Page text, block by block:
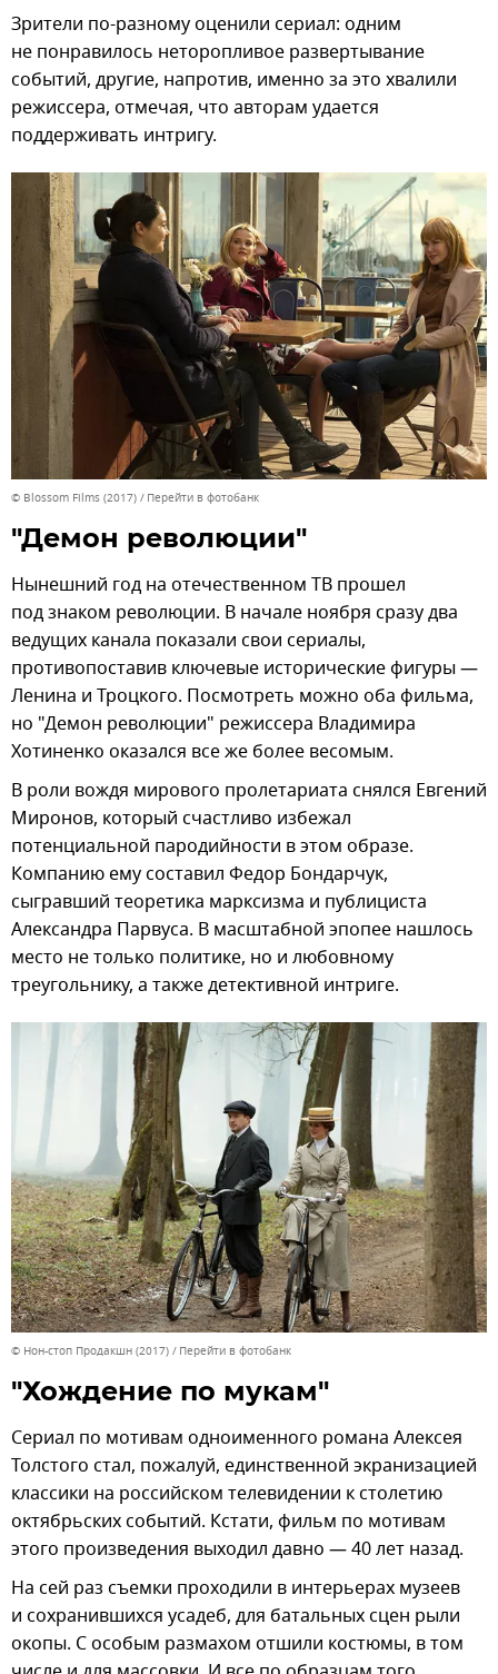
Зрители по-разному оценили сериал: одним
не понравилось неторопливое развертывание
событий, другие, напротив, именно за это хвалили
режиссера, отмечая, что авторам удается
поддерживать интригу.
© Blossom Films (2017) Перейти в фотобанк
"Демон революции"
Нынешний год на отечественном ТВ прошел
под знаком революции. В начале ноября сразу два
ведущих канала показали свои сериалы,
противопоставив ключевые исторические фигуры —
Ленина и Троцкого. Посмотреть можно оба фильма,
но "Демон революции" режиссера Владимира
Хотиненко оказался все же более весомым.
В роли вождя мирового пролетариата снялся Евгений
Миронов, который счастливо избежал
потенциальной пародийности в этом образе.
Компанию ему составил Федор Бондарчук,
сыгравший теоретика марксизма и публициста
Александра Парвуса. В масштабной эпопее нашлось
место не только политике, но и любовному
треугольнику, а также детективной интриге.
© Нон-стоп Продакшн (2017) Перейти в фотобанк
"Хождение по мукам"
Сериал по мотивам одноименного романа Алексея
Толстого стал, пожалуй, единственной экранизацией
классики на российском телевидении к столетию
октябрьских событий. Кстати, фильм по мотивам
этого произведения выходил давно — 40 лет назад.
На сей раз съемки проходили в интерьерах музеев
и сохранившихся усадеб, для батальных сцен рыли
окопы. С особым размахом отшили костюмы, в том